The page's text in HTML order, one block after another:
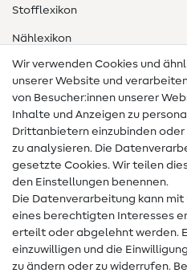
Stofflexikon
Nählexikon
Nähanleitungen
Hilfe & Kontakt
Kontakt
Infos zum Betreiberwechsel
Widerrufsrecht
Beliebt
Wir verwenden Cookies und
unserer Website und
von Besucher:innen unserer
Inhalte und Anzeigen zu
Drittanbietern einzubinden
zu analysieren. Die
gesetzte Cookies. Wir teilen
den Einstellungen benennen.
Die Datenverarbeitung kann
eines berechtigten Interesses
erteilt oder abgelehnt werden.
einzuwilligen und die
zu ändern oder zu widerrufen.